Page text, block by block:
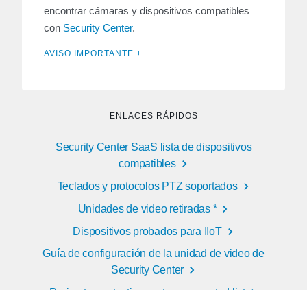
encontrar cámaras y dispositivos compatibles
con Security Center.
AVISO IMPORTANTE +
ENLACES RÁPIDOS
Security Center SaaS lista de dispositivos
compatibles
Teclados y protocolos PTZ soportados
Unidades de video retiradas *
Dispositivos probados para IIoT
Guía de configuración de la unidad de video de
Security Center